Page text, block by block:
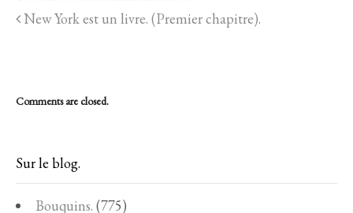
New York est un livre. (Premier chapitre).
Comments are closed.
Sur le blog.
Bouquins. (775)